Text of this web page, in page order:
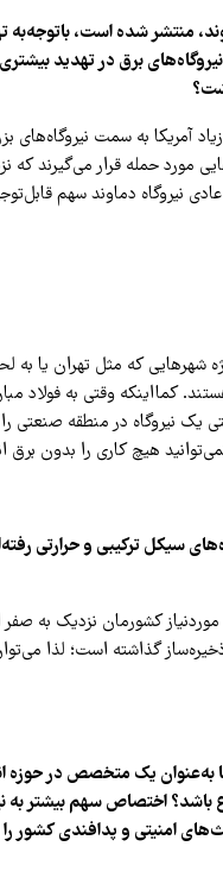
منتشر شده است،
برق در تهدید
آمریکا به سمت نیروگاه‌های
مورد حمله قرار می‌گیرند
نیروگاه دماوند سهم
شهرهایی که مثل تهران یا به
را، زدند. شما وقتی یک نیروگاه در منطقه
هیچ کاری را بدون برق
سیکل ترکیبی و حرارتی
کشورمان نزدیک به
گذاشته است؛ لذا
یک متخصص در حوزه
باشد؟ اختصاص سهم بیشتر به
امنیتی و پدافندی کشور